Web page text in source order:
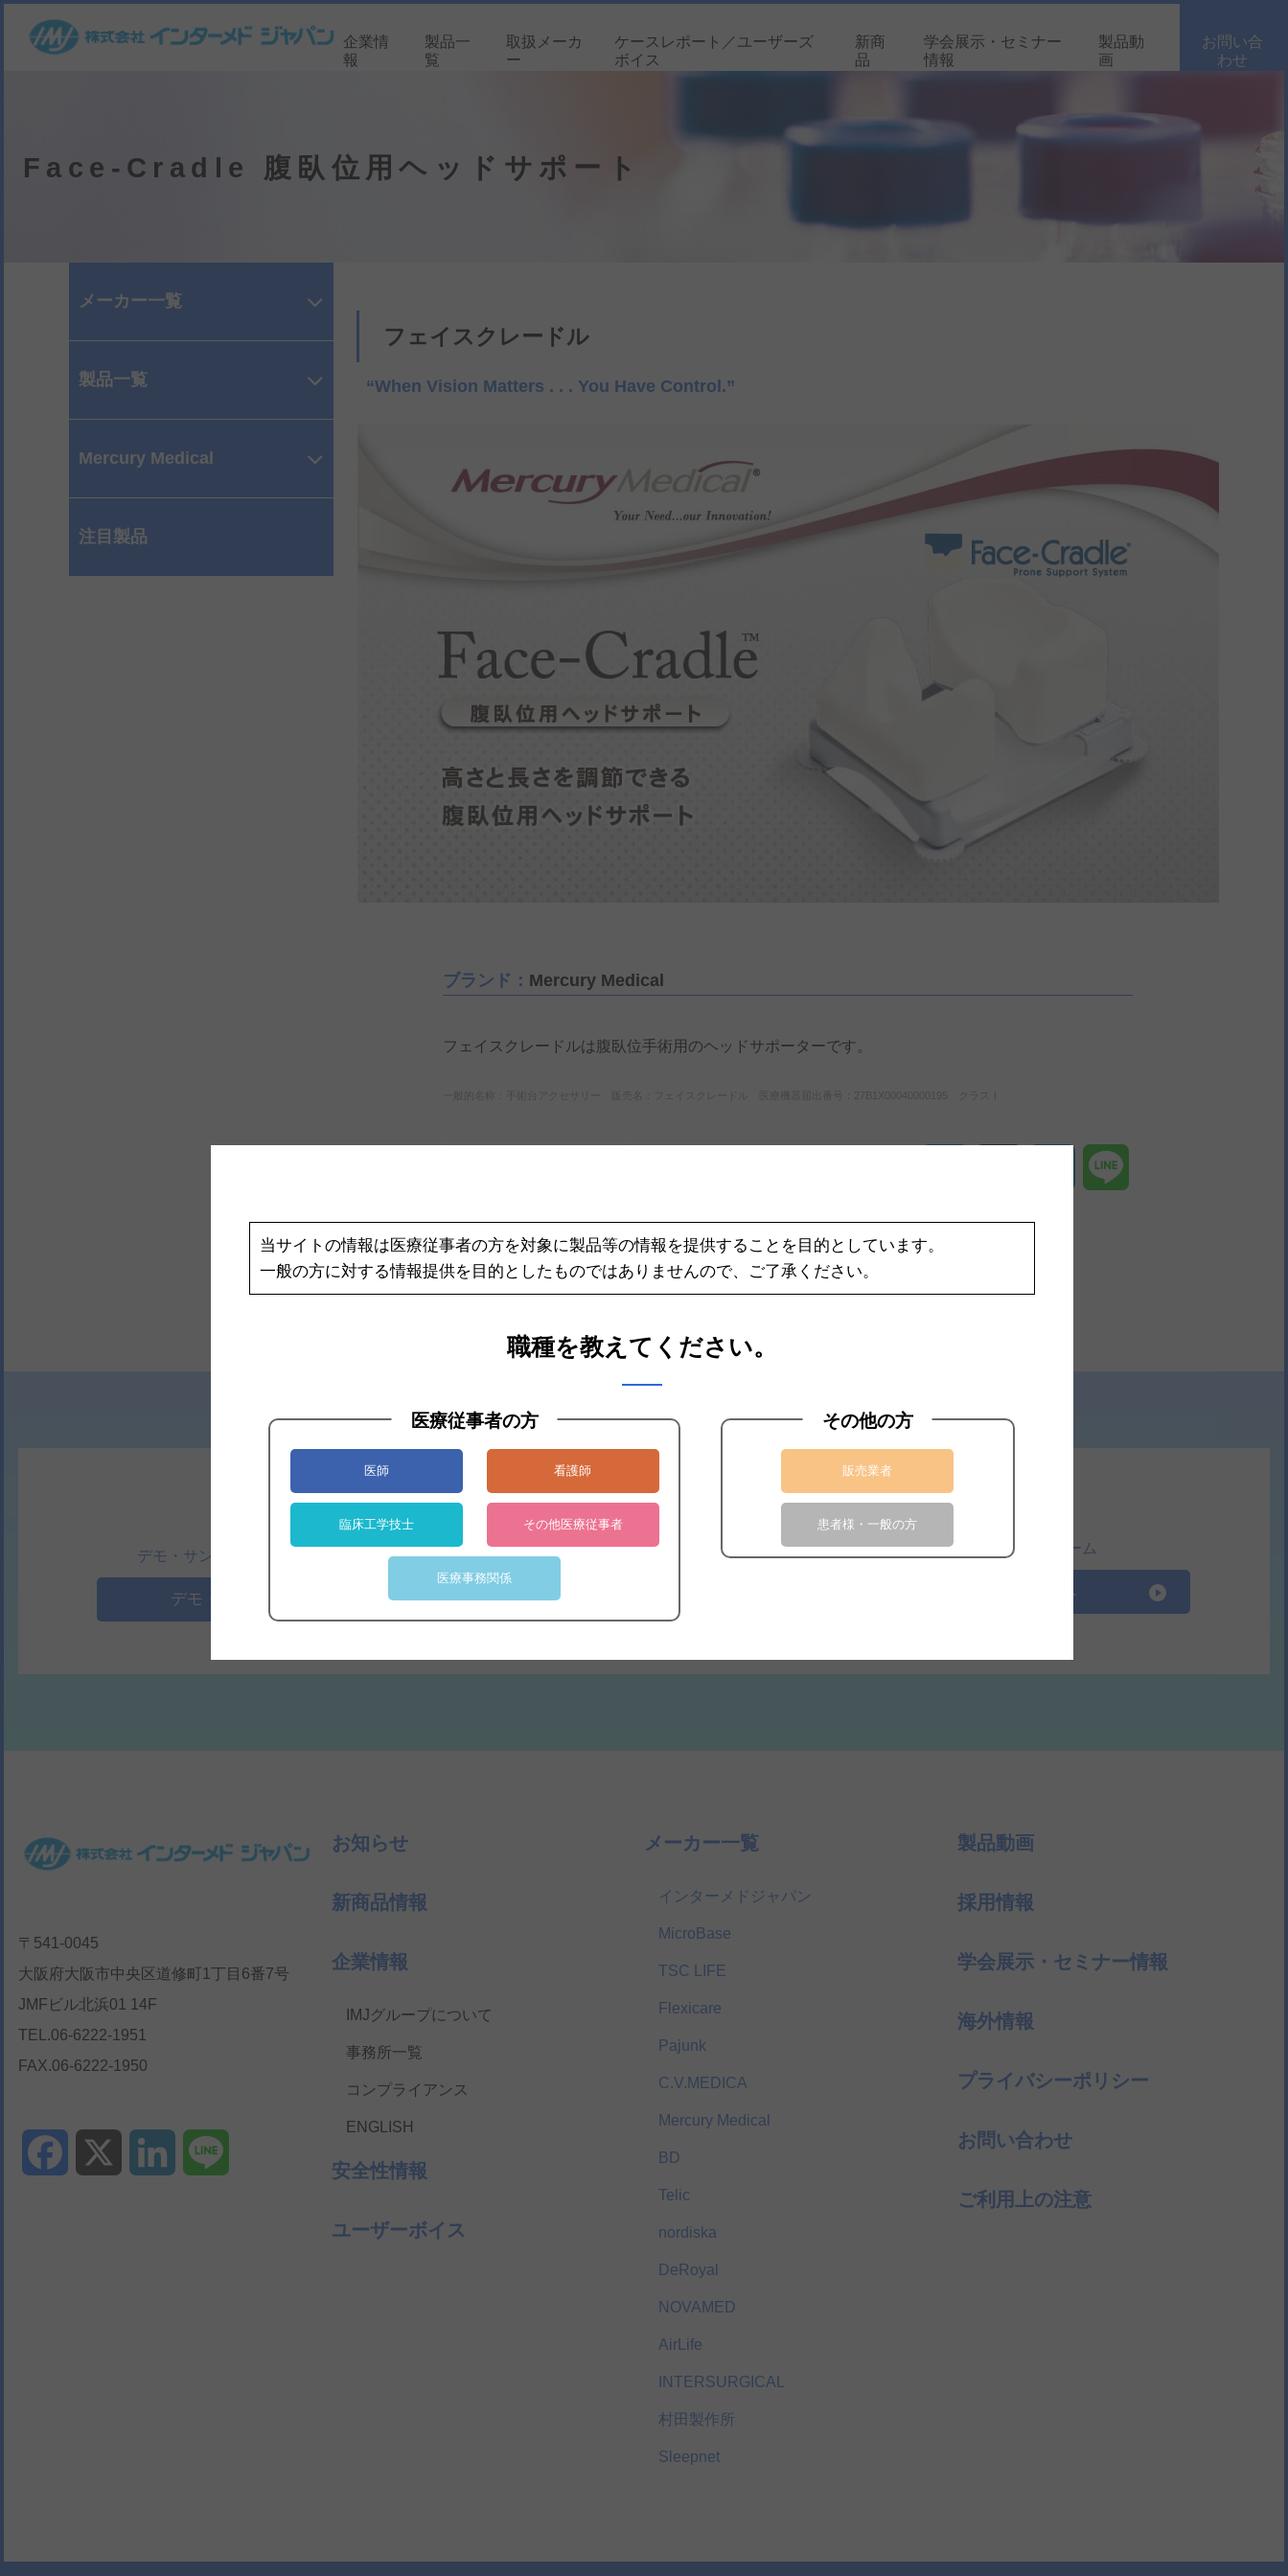
企業情
報
製品一
覧
取扱メーカ
ー
ケースレポート／ユーザーズ
ボイス
新商
品
学会展示・セミナー
情報
製品動
画
お問い合
わせ
当サイトの情報は医療従事者の方を対象に製品等の情報を提供することを目的としています。
一般の方に対する情報提供を目的としたものではありませんので、ご了承ください。
職種を教えてください。
医療従事者の方
医師 看護師
臨床工学技士 その他医療従事者
医療事務関係
その他の方
販売業者
患者様・一般の方
Face-Cradle 腹臥位用ヘッドサポート
メーカー一覧
製品一覧
Mercury Medical
注目製品
フェイスクレードル
“When Vision Matters . . . You Have Control.”
ブランド： Mercury Medical
フェイスクレードルは腹臥位手術用のヘッドサポーターです。
一般的名称：手術台アクセサリー 販売名：フェイスクレードル 医療機器届出番号：27B1X00040000195 クラスⅠ
LinkedIn
デモ・サンプルのご依頼はこちら
デモ・サンプル依頼へ
お見積りのご依頼はこちら お問合せフォーム
お問合せへ
〒541-0045
大阪府大阪市中央区道修町1丁目6番7号
JMFビル北浜01 14F
TEL.06-6222-1951
FAX.06-6222-1950
Facebook LinkedIn
お知らせ
新商品情報
企業情報
IMJグループについて
事務所一覧
コンプライアンス
ENGLISH
安全性情報
ユーザーボイス
メーカー一覧
インターメドジャパン
MicroBase
TSC LIFE
Flexicare
Pajunk
C.V.MEDICA
Mercury Medical
BD
Telic
nordiska
DeRoyal
NOVAMED
AirLife
INTERSURGICAL
村田製作所
Sleepnet
製品動画
採用情報
学会展示・セミナー情報
海外情報
プライバシーポリシー
お問い合わせ
ご利用上の注意